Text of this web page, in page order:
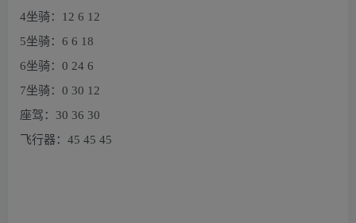
4坐骑：12 6 12
5坐骑：6 6 18
6坐骑：0 24 6
7坐骑：0 30 12
座驾：30 36 30
飞行器：45 45 45